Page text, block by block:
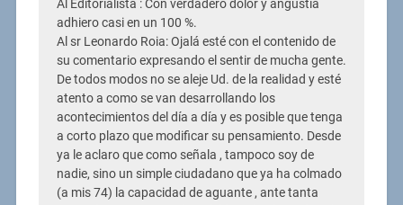
Al Editorialista : Con verdadero dolor y angustia
adhiero casi en un 100 %.
Al sr Leonardo Roia: Ojalá esté con el contenido de
su comentario expresando el sentir de mucha gente.
De todos modos no se aleje Ud. de la realidad y esté
atento a como se van desarrollando los
acontecimientos del día a día y es posible que tenga
a corto plazo que modificar su pensamiento. Desde
ya le aclaro que como señala , tampoco soy de
nadie, sino un simple ciudadano que ya ha colmado
(a mis 74) la capacidad de aguante , ante tanta